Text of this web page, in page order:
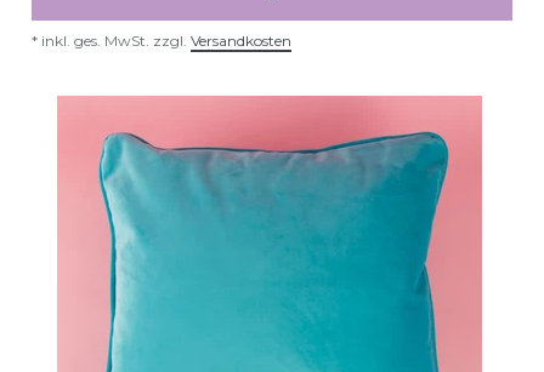
* inkl. ges. MwSt. zzgl. Versandkosten